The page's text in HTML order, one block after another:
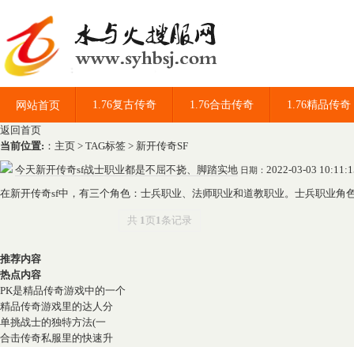
网站首页 1.76复古传奇 1.76合击传奇 1.76精品传奇
返回首页
当前位置: ： 主页 > TAG标签 > 新开传奇SF
今天新开传奇sf战士职业都是不屈不挠、脚踏实地 日期： 2022-03-03
在新开传奇sf中，有三个角色：士兵职业、法师职业和道教职业。士兵职业
共 1页1条记录
推荐内容
热点内容
PK是精品传奇游戏中的一个
精品传奇游戏里的达人分
单挑战士的独特方法(一
合击传奇私服里的快速升